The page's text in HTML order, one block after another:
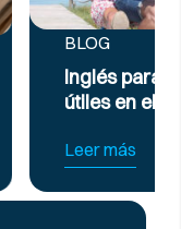
y frases